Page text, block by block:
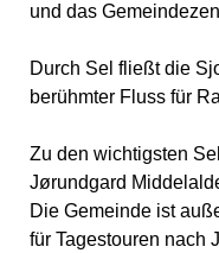
und das
Durch Sel fließt die
berühmter Fluss für
Zu den wichtigsten
Jørundgard
Die Gemeinde ist
für Tagestouren nach